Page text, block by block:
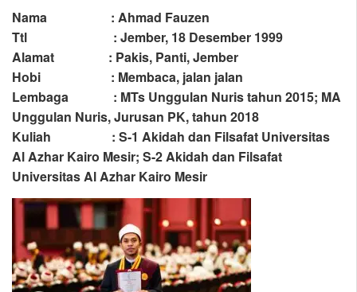
Nama : Ahmad Fauzen
Ttl : Jember, 18 Desember 1999
Alamat : Pakis, Panti, Jember
Hobi : Membaca, jalan jalan
Lembaga : MTs Unggulan Nuris tahun 2015; MA
Unggulan Nuris, Jurusan PK, tahun 2018
Kuliah : S-1 Akidah dan Filsafat Universitas
Al Azhar Kairo Mesir; S-2 Akidah dan Filsafat
Universitas Al Azhar Kairo Mesir